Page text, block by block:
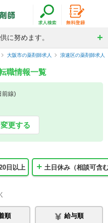
に努めます。
大阪市の薬剤師求人 浪速区の薬剤師求人
職情報一覧
前線)
更する
日以上 土日休み（相談可含
順 給与順